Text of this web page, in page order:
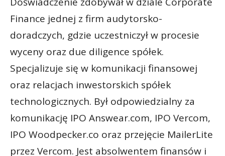
Finance jednej z firm audytorsko-
doradczych, gdzie uczestniczył w procesie
wyceny oraz due diligence spółek.
Specjalizuje się w komunikacji finansowej
oraz relacjach inwestorskich spółek
technologicznych. Był odpowiedzialny za
komunikację IPO Answear.com, IPO Vercom,
IPO Woodpecker.co oraz przejęcie MailerLite
przez Vercom. Jest absolwentem finansów i